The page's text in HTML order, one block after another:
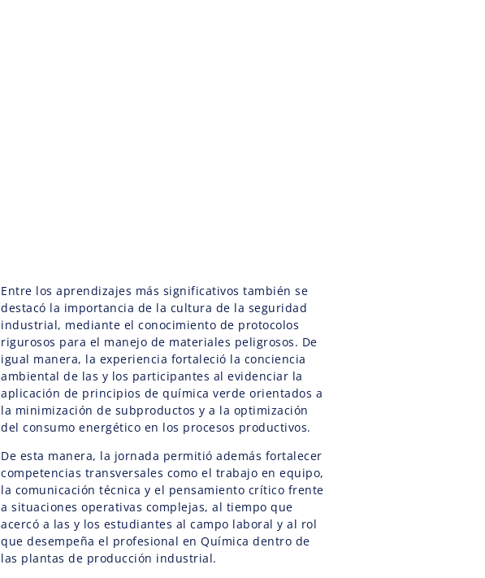
Entre los aprendizajes más significativos también se
destacó la importancia de la cultura de la seguridad
industrial, mediante el conocimiento de protocolos
rigurosos para el manejo de materiales peligrosos. De
igual manera, la experiencia fortaleció la conciencia
ambiental de las y los participantes al evidenciar la
aplicación de principios de química verde orientados a
la minimización de subproductos y a la optimización
del consumo energético en los procesos productivos.
De esta manera, la jornada permitió además fortalecer
competencias transversales como el trabajo en equipo,
la comunicación técnica y el pensamiento crítico frente
a situaciones operativas complejas, al tiempo que
acercó a las y los estudiantes al campo laboral y al rol
que desempeña el profesional en Química dentro de
las plantas de producción industrial.